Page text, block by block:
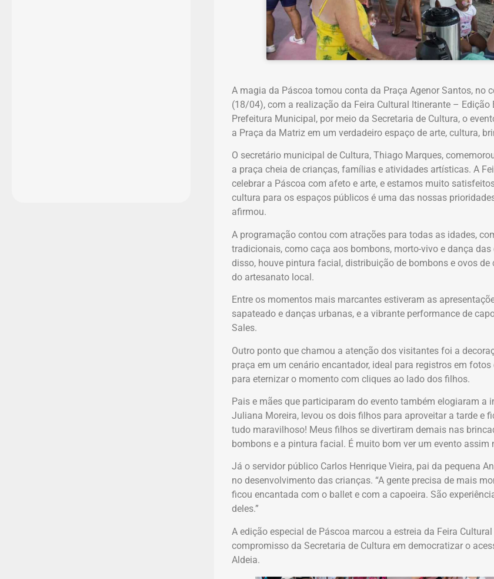
A magia da Páscoa tomou conta da Praça Agenor Santos, no
(18/04), com a realização da Feira Cultural Itinerante – Edição
Prefeitura Municipal, por meio da Secretaria de Cultura, o
a Praça da Matriz em um verdadeiro espaço de arte, cultura,
O secretário municipal de Cultura, Thiago Marques,
a praça cheia de crianças, famílias e atividades artísticas. A
celebrar a Páscoa com afeto e arte, e estamos muito
cultura para os espaços públicos é uma das nossas
afirmou.
A programação contou com atrações para todas as idades,
tradicionais, como caça aos bombons, morto-vivo e dança
disso, houve pintura facial, distribuição de bombons e ovos
do artesanato local.
Entre os momentos mais marcantes estiveram as
sapateado e danças urbanas, e a vibrante performance de
Sales.
Outro ponto que chamou a atenção dos visitantes foi a
praça em um cenário encantador, ideal para registros em
para eternizar o momento com cliques ao lado dos filhos.
Pais e mães que participaram do evento também elogiaram a
Juliana Moreira, levou os dois filhos para aproveitar a tarde e
tudo maravilhoso! Meus filhos se divertiram demais nas
bombons e a pintura facial. É muito bom ver um evento assim
Já o servidor público Carlos Henrique Vieira, pai da pequena
no desenvolvimento das crianças. “A gente precisa de mais
ficou encantada com o ballet e com a capoeira. São
deles.”
A edição especial de Páscoa marcou a estreia da Feira
compromisso da Secretaria de Cultura em democratizar o
Aldeia.